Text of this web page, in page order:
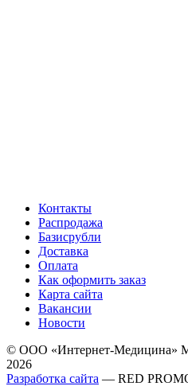
Контакты
Распродажа
Базисрубли
Доставка
Оплата
Как оформить заказ
Карта сайта
Вакансии
Новости
© ООО «Интернет-Медицина»
2026
Разработка сайта — RED